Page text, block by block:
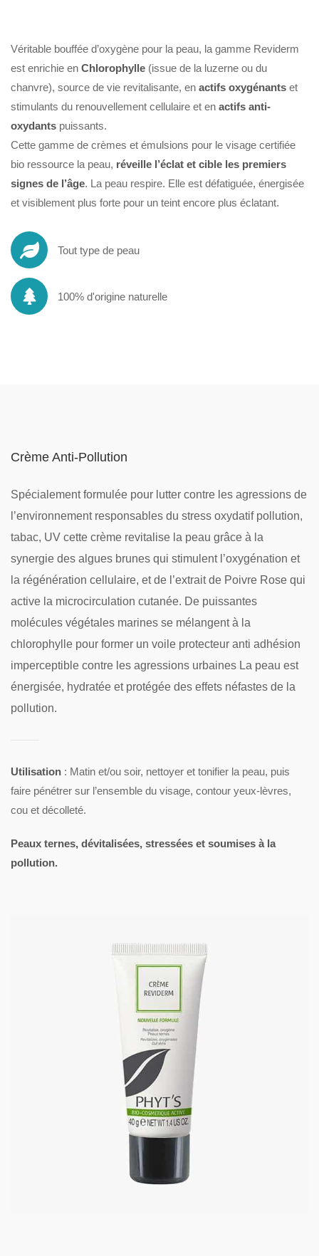
Véritable bouffée d’oxygène pour la peau, la gamme Reviderm
est enrichie en Chlorophylle (issue de la luzerne ou du
chanvre), source de vie revitalisante, en actifs oxygénants et
stimulants du renouvellement cellulaire et en actifs anti-
oxydants puissants.
Cette gamme de crèmes et émulsions pour le visage certifiée
bio ressource la peau, réveille l’éclat et cible les premiers
signes de l’âge. La peau respire. Elle est défatiguée, énergisée
et visiblement plus forte pour un teint encore plus éclatant.
Tout type de peau
100% d'origine naturelle
Crème Anti-Pollution
Spécialement formulée pour lutter contre les agressions de
l’environnement responsables du stress oxydatif pollution,
tabac, UV cette crème revitalise la peau grâce à la
synergie des algues brunes qui stimulent l’oxygénation et
la régénération cellulaire, et de l’extrait de Poivre Rose qui
active la microcirculation cutanée. De puissantes
molécules végétales marines se mélangent à la
chlorophylle pour former un voile protecteur anti adhésion
imperceptible contre les agressions urbaines La peau est
énergisée, hydratée et protégée des effets néfastes de la
pollution.
Utilisation : Matin et/ou soir, nettoyer et tonifier la peau, puis
faire pénétrer sur l’ensemble du visage, contour yeux-lèvres,
cou et décolleté.
Peaux ternes, dévitalisées, stressées et soumises à la
pollution.